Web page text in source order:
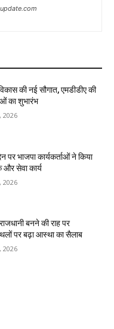
की नई सौगात, एमडीडीए की
का शुभारंभ
2026
पर भाजपा कार्यकर्ताओं ने किया
और सेवा कार्य
2026
बनने की राह पर
पर बढ़ा आस्था का सैलाब
2026